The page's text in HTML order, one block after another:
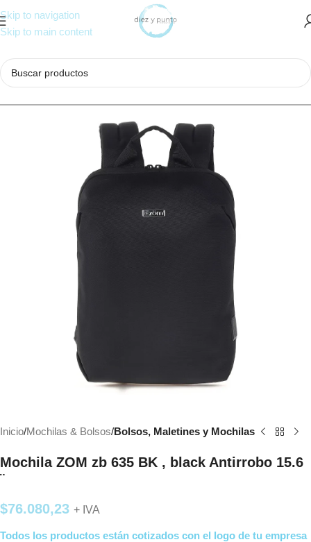
Skip to navigation
Skip to main content
Inicio Mochilas & Bolsos Bolsos, Maletines y Mochilas
Mochila ZOM zb 635 BK , black Antirrobo 15.6
¨
$76.080,23 + IVA
Todos los productos están cotizados con el logo de tu empresa